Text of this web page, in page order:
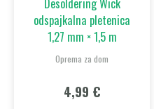
odspajkalna pletenica
1,27 mm × 1,5 m
Oprema za dom
4,99 €